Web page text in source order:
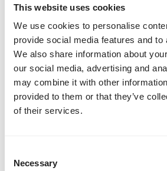
This website uses cookies
We use cookies to personalise
provide social media features and to
We also share information about
our social media, advertising and
may combine it with other
provided to them or that they’ve
of their services.
Selection
Necessary
OROPHARMA
Eye Care